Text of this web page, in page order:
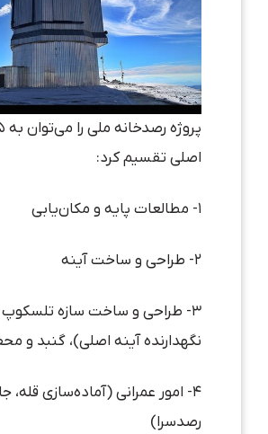
اصلی تقسیم کرد:
۱- مطالعات پایه و مکان‌یابی
۲- طراحی و ساخت آینه
۳- طراحی و ساخت سازه تلسکوپ
نگهدارنده آینه اصلی)، گنبد و
۴- امور عمرانی (آماده‌سازی
رصدسرا)